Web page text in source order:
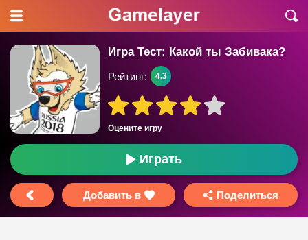
Игра Тест: Какой ты Забивака?
Оцените игру
Рейтинг: 4.3
Играть
Добавить в Поделиться